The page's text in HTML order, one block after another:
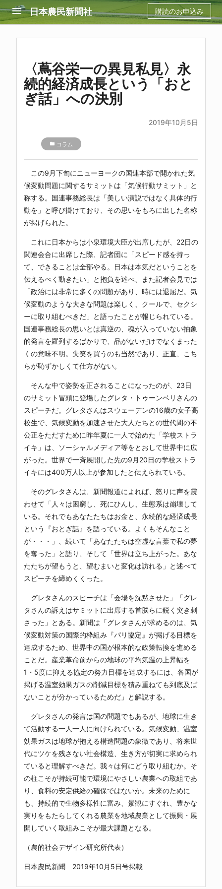
menu 日本農民新聞社 購読のお申込み
〈蔦谷栄一の異見私見〉永
続的経済成長という「おと
ぎ話」への決別
2019年10月5日
folder コラム
この9月下旬にニューヨークの国連本部で開かれた気
候変動問題に関するサミットは「気候行動サミット」と
称する。国連事務総長は「美しい演説ではなく具体的行
動を」と呼び掛けており、その思いをもろに出した名称
が掲げられた。
これに日本からは小泉環境大臣が出席したが、22日の
関連会合に出席した際、記者団に「スピード感を持っ
て、できることは全部やる。日本は本気だということを
伝えるべく動きたい」と抱負を述べ、また記者会見では
「政治には非常に多くの問題があり、時には退屈だ。気
候変動のような大きな問題は楽しく、クールで、セクシ
ーに取り組むべきだ」と語ったことが報じられている。
国連事務総長の思いとは真逆の、魂が入っていない抽象
的発言を羅列するばかりで、品がないだけでなくまった
くの意味不明。失笑を買うのも当然であり、正直、こち
らが恥ずかしくて仕方がない。
そんな中で姿勢を正されることになったのが、23日
のサミット冒頭に登場したグレタ・トゥーンベリさんの
スピーチだ。グレタさんはスウェーデンの16歳の女子高
校生で、気候変動を加速させた大人たちとの世代間の不
公正をただすために昨年夏に一人で始めた「学校ストラ
イキ」は、ソーシャルメディア等をとおして世界中に広
がった。世界で一斉展開した先の9月20日の学校ストラ
イキには400万人以上が参加したと伝えられている。
そのグレタさんは、新聞報道によれば、怒りに声を震
わせて「人々は困窮し、死にひんし、生態系は崩壊して
いる。それでもあなたたちはお金と、永続的な経済成長
という『おとぎ話』を語っている。よくもそんなこと
が・・・」、続いて「あなたたちは空虚な言葉で私の夢
を奪った」と語り、そして「世界は立ち上がった。あな
たたちが望もうと、望むまいと変化は訪れる」と述べて
スピーチを締めくくった。
グレタさんのスピーチは「会場を沈黙させた」「グレ
タさんの訴えはサミットに出席する首脳らに鋭く突き刺
さった」とある。新聞は「グレタさんが求めるのは、気
候変動対策の国際的枠組み『パリ協定』が掲げる目標を
達成するため、世界中の国が根本的な政策転換を進める
ことだ。産業革命前からの地球の平均気温の上昇幅を
1・5度に抑える協定の努力目標を達成するには、各国が
掲げる温室効果ガスの削減目標を積み重ねても到底及ば
ないことが分かっているためだ」と解説する。
グレタさんの発言は国の問題でもあるが、地球に生き
て活動する一人一人に向けられている。気候変動、温室
効果ガスは地球が抱える構造問題の象徴であり、将来世
代にツケを残さない社会構造、生き方が切実に求められ
ていると理解すべきだ。我々は何にどう取り組むか。そ
の柱こそが持続可能で環境にやさしい農業への取組であ
り、食料の安定供給の確保ではないか。未来のために
も、持続的で生物多様性に富み、景観にすぐれ、豊かな
実りをもたらしてくれる農業を地域農業として振興・展
開していく取組みこそが最大課題となる。
（農的社会デザイン研究所代表）
日本農民新聞 2019年10月5日号掲載